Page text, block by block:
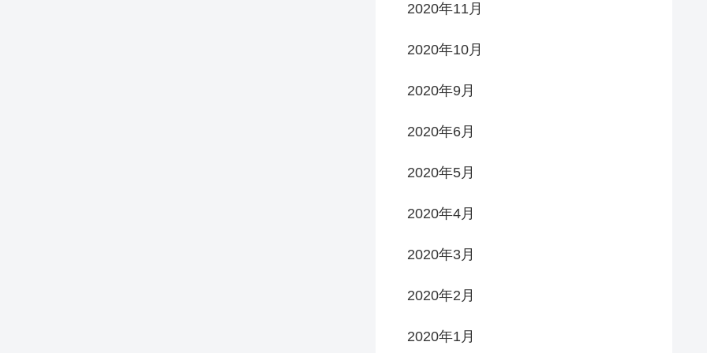
2020年11月
2020年10月
2020年9月
2020年6月
2020年5月
2020年4月
2020年3月
2020年2月
2020年1月